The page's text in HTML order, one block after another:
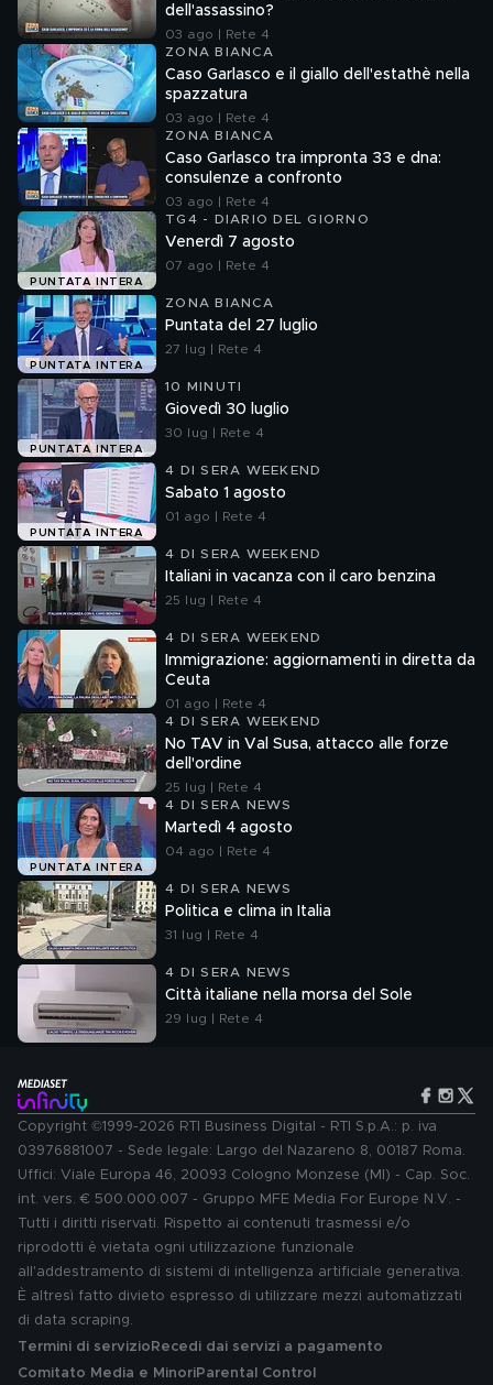
dell'assassino?
03 ago | Rete 4
ZONA BIANCA
Caso Garlasco e il giallo dell'estathè nella
spazzatura
03 ago | Rete 4
ZONA BIANCA
Caso Garlasco tra impronta 33 e dna:
consulenze a confronto
03 ago | Rete 4
PUNTATA INTERA
TG4 - DIARIO DEL GIORNO
Venerdì 7 agosto
07 ago | Rete 4
PUNTATA INTERA
ZONA BIANCA
Puntata del 27 luglio
27 lug | Rete 4
PUNTATA INTERA
10 MINUTI
Giovedì 30 luglio
30 lug | Rete 4
PUNTATA INTERA
4 DI SERA WEEKEND
Sabato 1 agosto
01 ago | Rete 4
4 DI SERA WEEKEND
Italiani in vacanza con il caro benzina
25 lug | Rete 4
4 DI SERA WEEKEND
Immigrazione: aggiornamenti in diretta da
Ceuta
01 ago | Rete 4
4 DI SERA WEEKEND
No TAV in Val Susa, attacco alle forze
dell'ordine
25 lug | Rete 4
PUNTATA INTERA
4 DI SERA NEWS
Martedì 4 agosto
04 ago | Rete 4
4 DI SERA NEWS
Politica e clima in Italia
31 lug | Rete 4
4 DI SERA NEWS
Città italiane nella morsa del Sole
29 lug | Rete 4
Copyright ©1999-2026 RTI Business Digital - RTI S.p.A.: p. iva
03976881007 - Sede legale: Largo del Nazareno 8, 00187 Roma.
Uffici: Viale Europa 46, 20093 Cologno Monzese (MI) - Cap. Soc.
int. vers. € 500.000.007 - Gruppo MFE Media For Europe N.V. -
Tutti i diritti riservati. Rispetto ai contenuti trasmessi e/o
riprodotti è vietata ogni utilizzazione funzionale
all'addestramento di sistemi di intelligenza artificiale generativa.
È altresì fatto divieto espresso di utilizzare mezzi automatizzati
di data scraping.
Termini di servizio Recedi dai servizi a pagamento
Comitato Media e MinoriParental Control